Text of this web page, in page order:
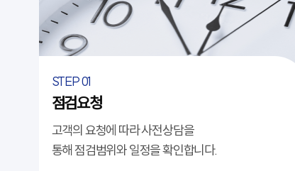
STEP 01
점검요청
고객의 요청에 따라 사전상담을
통해 점검범위와 일정을 확인합니다.